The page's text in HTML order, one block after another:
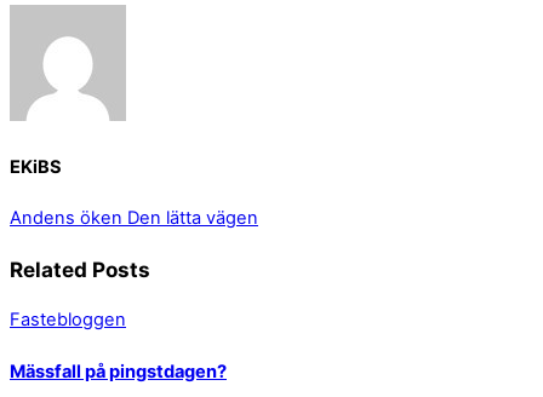
EKiBS
Andens öken Den lätta vägen
Related Posts
Fastebloggen
Mässfall på pingstdagen?